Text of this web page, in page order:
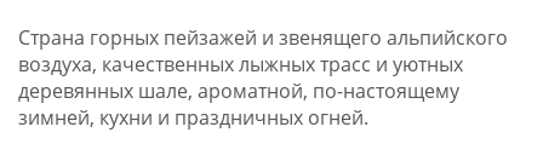
Страна горных пейзажей и звенящего альпийского
воздуха, качественных лыжных трасс и уютных
деревянных шале, ароматной, по-настоящему
зимней, кухни и праздничных огней.